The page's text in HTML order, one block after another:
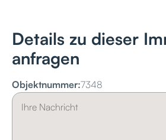
Details zu dieser
anfragen
Objektnummer:7348